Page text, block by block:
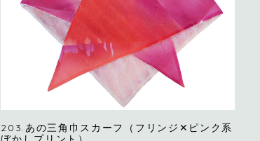
203.あの三角巾スカーフ（フリンジ✕ピンク系